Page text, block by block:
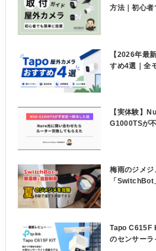
方法｜初心
【2026年最
すめ4選｜全
【実体験】
G1000TSが
梅雨のジメジ
「SwitchBot
Tapo C615F
のセンサーラ